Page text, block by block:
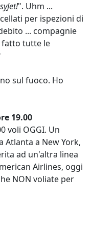
". Uhm ...
per ispezioni di
... compagnie
fatto tutte le
sul fuoco. Ho
19.00
voli OGGI. Un
Atlanta a New York,
ad un'altra linea
Airlines, oggi
NON voliate per